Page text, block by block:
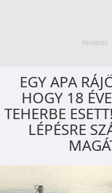
EGY APA
HOGY 18
TEHERBE
LÉPÉSRE